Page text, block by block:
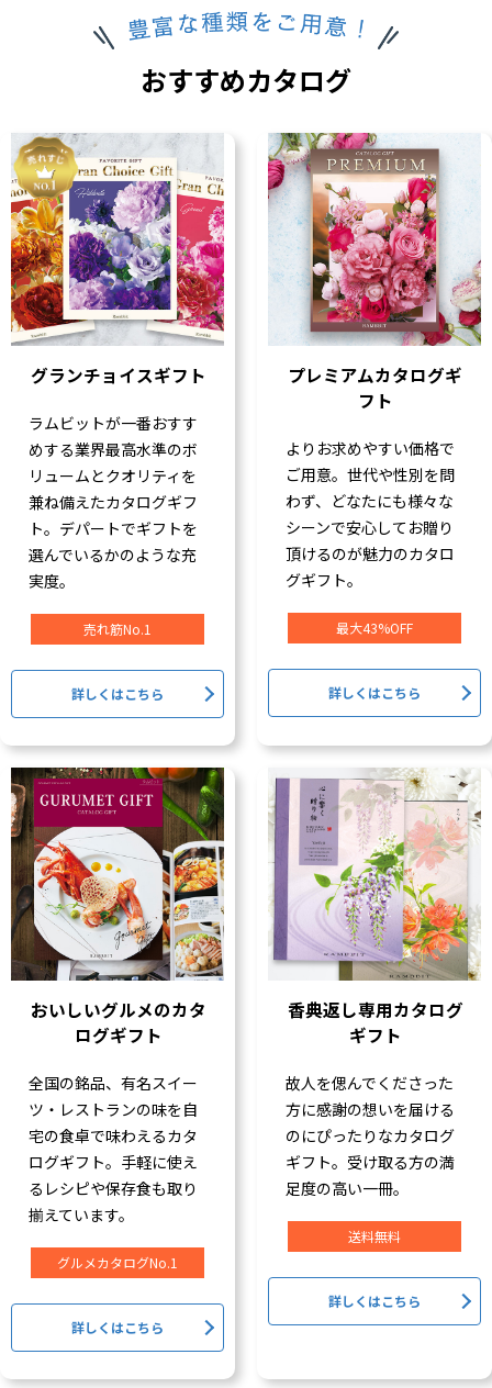
おすすめカタログ
グランチョイスギフト
ラムビットが一番おすす
めする業界最高水準のボ
リュームとクオリティを
兼ね備えたカタログギフ
ト。デパートでギフトを
選んでいるかのような充
実度。
売れ筋No.1
詳しくはこちら
プレミアムカタログギ
フト
よりお求めやすい価格で
ご用意。世代や性別を問
わず、どなたにも様々な
シーンで安心してお贈り
頂けるのが魅力のカタロ
グギフト。
最大43%OFF
詳しくはこちら
おいしいグルメのカタ
ログギフト
全国の銘品、有名スイー
ツ・レストランの味を自
宅の食卓で味わえるカタ
ログギフト。手軽に使え
るレシピや保存食も取り
揃えています。
グルメカタログNo.1
詳しくはこちら
香典返し専用カタログ
ギフト
故人を偲んでくださった
方に感謝の想いを届ける
のにぴったりなカタログ
ギフト。受け取る方の満
足度の高い一冊。
送料無料
詳しくはこちら